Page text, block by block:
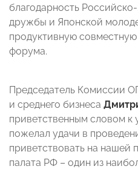
благодарность
дружбы и Японской
продуктивную
форума.
Председатель Комиссии
и среднего бизнеса
приветственным словом к
пожелал удачи в
приветствовать на нашей
палата РФ – один из